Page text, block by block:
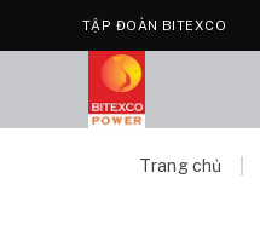
TẬP ĐOÀN BITEXCO
Trang chủ